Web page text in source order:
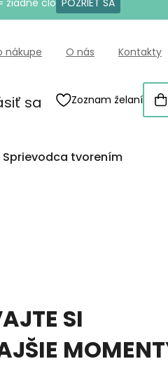
žiadne clo POZRIEŤ SA
nákupe O nás Kontakty
sa Zoznam želaní
Sprievodca tvorením
SI